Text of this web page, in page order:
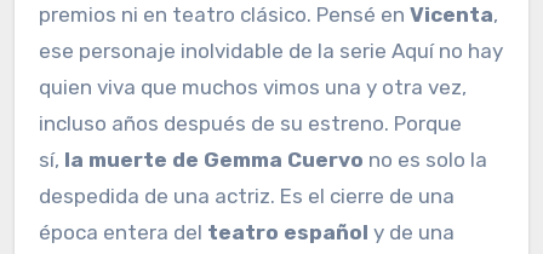
premios ni en teatro clásico. Pensé en Vicenta,
ese personaje inolvidable de la serie Aquí no hay
quien viva que muchos vimos una y otra vez,
incluso años después de su estreno. Porque
sí, la muerte de Gemma Cuervo no es solo la
despedida de una actriz. Es el cierre de una
época entera del teatro español y de una